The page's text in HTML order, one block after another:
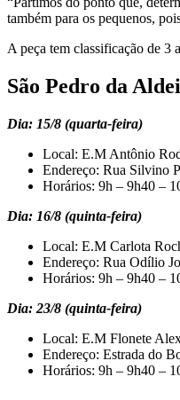
também para os pequenos,
A peça tem classificação de 3
São Pedro da
Dia: 15/8 (quarta-feira)
Local: E.M Antônio
Endereço: Rua Silvino
Horários: 9h – 9h40 –
Dia: 16/8 (quinta-feira)
Local: E.M Carlota
Endereço: Rua Odílio
Horários: 9h – 9h40 –
Dia: 23/8 (quinta-feira)
Local: E.M Flonete
Endereço: Estrada do
Horários: 9h – 9h40 –